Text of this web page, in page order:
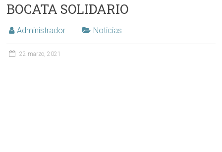
BOCATA SOLIDARIO
Administrador Noticias
22 marzo, 2021